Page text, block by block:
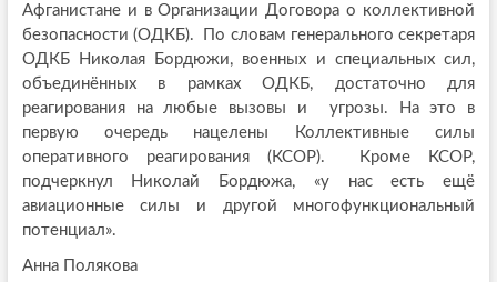
Афганистане и в Организации Договора о коллективной
безопасности (ОДКБ). По словам генерального секретаря
ОДКБ Николая Бордюжи, военных и специальных сил,
объединённых в рамках ОДКБ, достаточно для
реагирования на любые вызовы и угрозы. На это в
первую очередь нацелены Коллективные силы
оперативного реагирования (КСОР). Кроме КСОР,
подчеркнул Николай Бордюжа, «у нас есть ещё
авиационные силы и другой многофункциональный
потенциал».
Анна Полякова